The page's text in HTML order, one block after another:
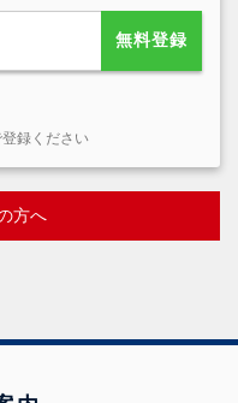
無料登録
録ください
方へ